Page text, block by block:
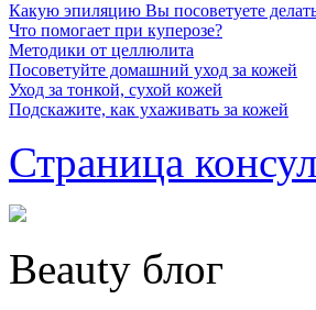
Какую эпиляцию Вы посоветуете
Что помогает при куперозе?
Методики от целлюлита
Посоветуйте домашний уход за кожей
Уход за тонкой, сухой кожей
Подскажите, как ухаживать за кожей
Страница
Beauty блог